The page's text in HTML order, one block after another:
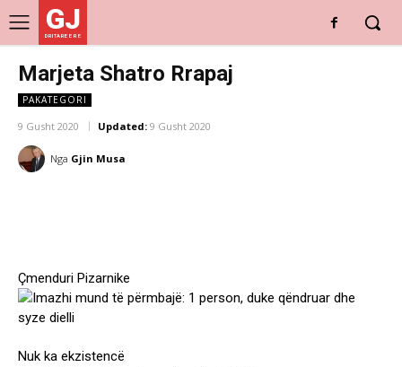
GJ
DRITARE E RE
Marjeta Shatro Rrapaj
PAKATEGORI
9 Gusht 2020 Updated: 9 Gusht 2020
Nga Gjin Musa
Çmenduri Pizarnike
Nuk ka ekzistencë